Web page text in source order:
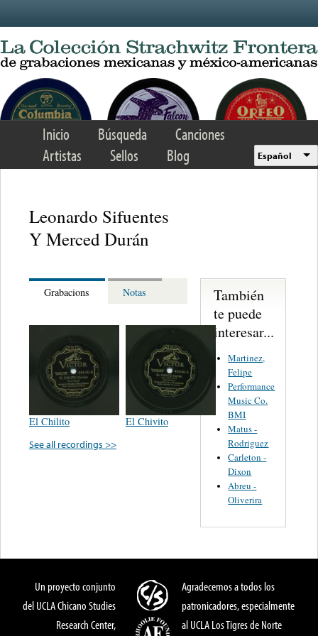
Inicio Búsqueda
Canciones
Artistas
Sellos Blog Español
Leonardo Sifuentes
Y Merced Durán
Grabacions Notas
El Chilito
El Chivito
See all recordings >>
También
te puede
interesar...
Martinez,
Felipe
Performance
Music Co.
BMI
Matus -
Rodriguez
Carleton -
Dixon
Abreu -
Oliverira
Un proyecto conjunto
del UCLA Chicano Studies
Research Center,
Agradecemos a todos los
patronicadores, especialmente
al UCLA Los Tigres de Norte